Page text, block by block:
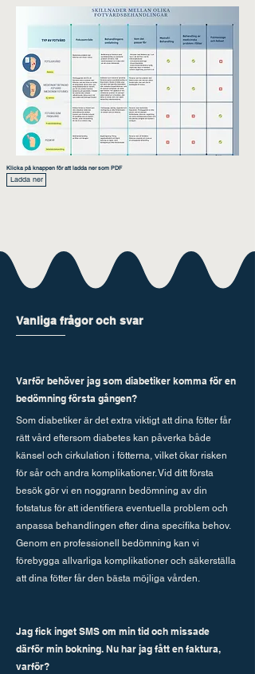
Klicka på knappen för att ladda ner som PDF
Ladda ner
Vanliga frågor och svar
Varför behöver jag som diabetiker komma för en
bedömning första gången?
Som diabetiker är det extra viktigt att dina fötter får
rätt vård eftersom diabetes kan påverka både
känsel och cirkulation i fötterna, vilket ökar risken
för sår och andra komplikationer. Vid ditt första
besök gör vi en noggrann bedömning av din
fotstatus för att identifiera eventuella problem och
anpassa behandlingen efter dina specifika behov.
Genom en professionell bedömning kan vi
förebygga allvarliga komplikationer och säkerställa
att dina fötter får den bästa möjliga vården.
Jag fick inget SMS om min tid och missade
därför min bokning. Nu har jag fått en faktura,
varför?